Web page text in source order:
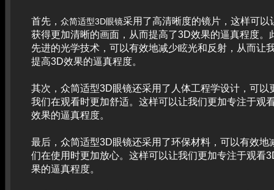
首先， 众简适型3D眼镜采用了高清晰度的镜片，这样可
获得更加清晰的画面，从而提高了3D效果的逼真程度
先进的光学技术，可以有效地减少眩光和反射，从而让
提高3D效果的逼真程度。
其次，众简适型3D眼镜还采用了人体工程学设计，可以
我们在观看时更加舒适。这样可以让我们更加专注于观
效果的逼真程度。
最后，众简适型3D眼镜还采用了环保材料，可以有效地
们在使用时更加放心。这样可以让我们更加专注于观看
果的逼真程度。